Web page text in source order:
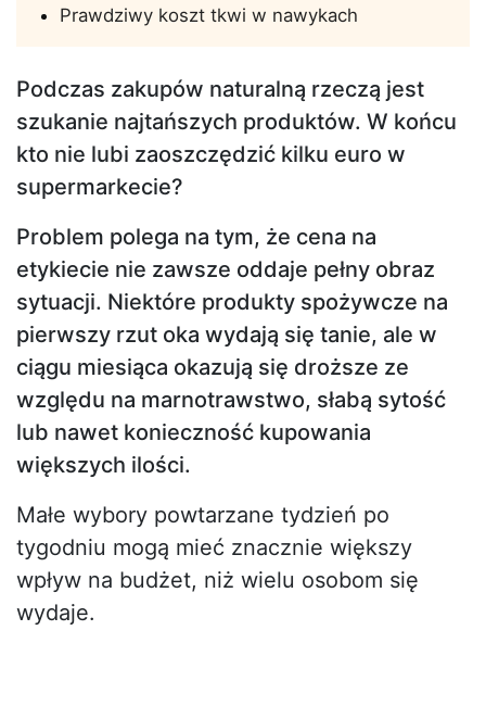
Prawdziwy koszt tkwi w nawykach
Podczas zakupów naturalną rzeczą jest
szukanie najtańszych produktów. W końcu
kto nie lubi zaoszczędzić kilku euro w
supermarkecie?
Problem polega na tym, że cena na
etykiecie nie zawsze oddaje pełny obraz
sytuacji. Niektóre produkty spożywcze na
pierwszy rzut oka wydają się tanie, ale w
ciągu miesiąca okazują się droższe ze
względu na marnotrawstwo, słabą sytość
lub nawet konieczność kupowania
większych ilości.
Małe wybory powtarzane tydzień po
tygodniu mogą mieć znacznie większy
wpływ na budżet, niż wielu osobom się
wydaje.